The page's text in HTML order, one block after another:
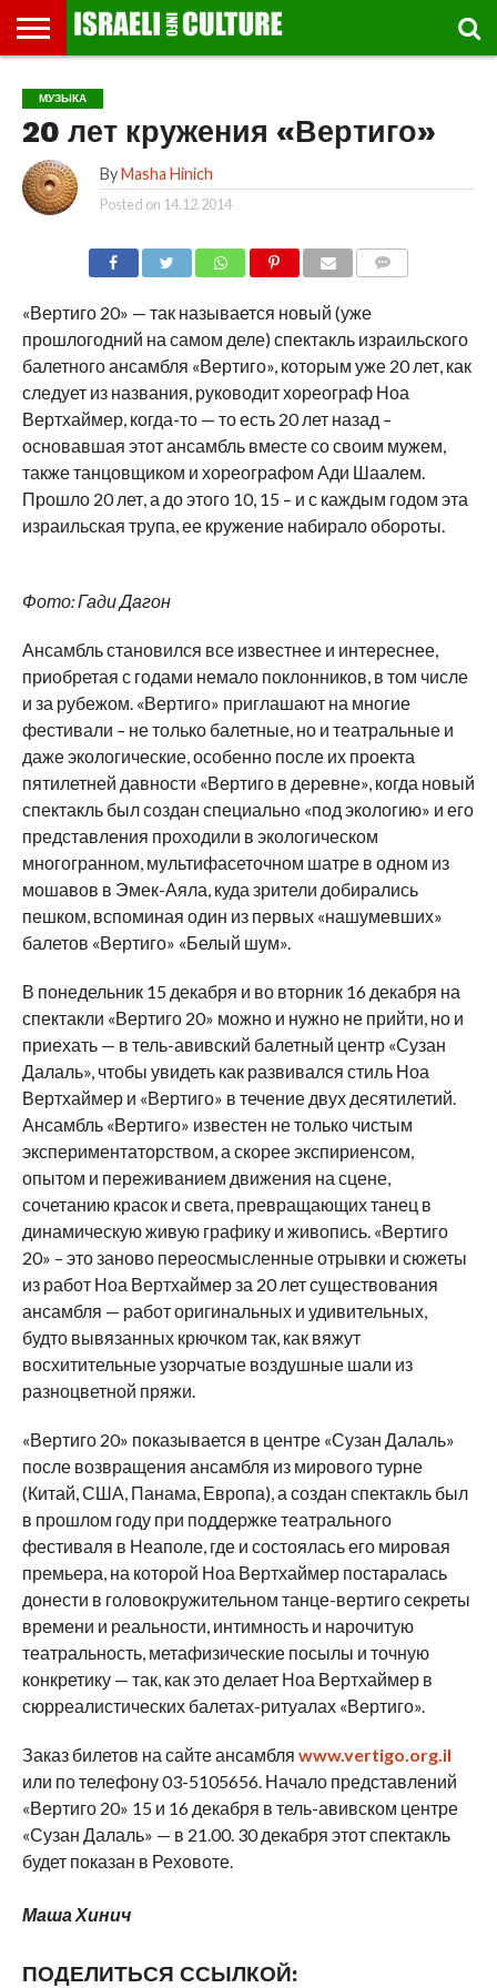
МУЗЕИ
СТРАНА
ФЕСТИВАЛЕЙ
ТЕАТР
КНИГИ.
ТЕКСТЫ
МУЗЫКА
РЕЛИГИЯ/
ИСТОРИЯ
ДВИЖЕНИЕ
ДЕТИ
ВЫХОДНОГО
ДНЯ
МАРШРУТЫ
ПРОГУЛЬЩИКА
ВИДЕО-
РЕЧИ
ВПЕЧАТЛЕНИЯ
ВСТРЕЧИ
И
ЛЕКЦИИ
ИНТЕРВЬЮ
КИНО
TEL
AVIV
GLOBAL
МУЗЫКА
20 лет кружения «Вертиго»
By Masha Hinich
Posted on 14.12.2014
«Вертиго 20» — так называется новый (уже
прошлогодний на самом деле) спектакль израильского
балетного ансамбля «Вертиго», которым уже 20 лет, как
следует из названия, руководит хореограф Ноа
Вертхаймер, когда-то — то есть 20 лет назад –
основавшая этот ансамбль вместе со своим мужем,
также танцовщиком и хореографом Ади Шаалем.
Прошло 20 лет, а до этого 10, 15 – и с каждым годом эта
израильская трупа, ее кружение набирало обороты.
Фото: Гади Дагон
Ансамбль становился все известнее и интереснее,
приобретая с годами немало поклонников, в том числе
и за рубежом. «Вертиго» приглашают на многие
фестивали – не только балетные, но и театральные и
даже экологические, особенно после их проекта
пятилетней давности «Вертиго в деревне», когда новый
спектакль был создан специально «под экологию» и его
представления проходили в экологическом
многогранном, мультифасеточном шатре в одном из
мошавов в Эмек-Аяла, куда зрители добирались
пешком, вспоминая один из первых «нашумевших»
балетов «Вертиго» «Белый шум».
В понедельник 15 декабря и во вторник 16 декабря на
спектакли «Вертиго 20» можно и нужно не прийти, но и
приехать — в тель-авивский балетный центр «Сузан
Далаль», чтобы увидеть как развивался стиль Ноа
Вертхаймер и «Вертиго» в течение двух десятилетий.
Ансамбль «Вертиго» известен не только чистым
экспериментаторством, а скорее экспириенсом,
опытом и переживанием движения на сцене,
сочетанию красок и света, превращающих танец в
динамическую живую графику и живопись. «Вертиго
20» – это заново переосмысленные отрывки и сюжеты
из работ Ноа Вертхаймер за 20 лет существования
ансамбля — работ оригинальных и удивительных,
будто вывязанных крючком так, как вяжут
восхитительные узорчатые воздушные шали из
разноцветной пряжи.
«Вертиго 20» показывается в центре «Сузан Далаль»
после возвращения ансамбля из мирового турне
(Китай, США, Панама, Европа), а создан спектакль был
в прошлом году при поддержке театрального
фестиваля в Неаполе, где и состоялась его мировая
премьера, на которой Ноа Вертхаймер постаралась
донести в головокружительном танце-вертиго секреты
времени и реальности, интимность и нарочитую
театральность, метафизические посылы и точную
конкретику — так, как это делает Ноа Вертхаймер в
сюрреалистических балетах-ритуалах «Вертиго».
Заказ билетов на сайте ансамбля www.vertigo.org.il
или по телефону 03-5105656. Начало представлений
«Вертиго 20» 15 и 16 декабря в тель-авивском центре
«Сузан Далаль» — в 21.00. 30 декабря этот спектакль
будет показан в Реховоте.
Маша Хинич
ПОДЕЛИТЬСЯ ССЫЛКОЙ: